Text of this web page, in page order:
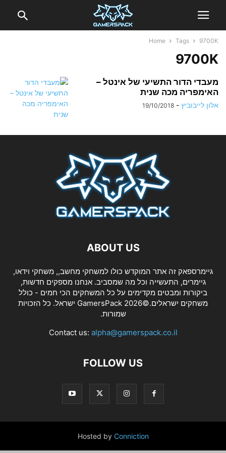
Home Tags 9700K
9700K
מעבדי הדור התשיעי של אינטל –
האימפריה מכה שנית
אלון לייבוביץ -
19/10/2018
ABOUT US
גיימרספאק זה אתר המוקדש כולו למשחקי מחשב,, משחקי וידאו,
גיימרים, התעשייה וכל מה שמסביב. אנחנו מספקים חדשות,
ביקורות ומבטים מקדימים על כל המשחקים הכי חמים - כולל
משחקים ישראלים.©2026 GamersPack ישראל. כל הזכויות
שמורות.
Contact us: alpha@gamerspack.co.il
FOLLOW US
Hosted by Conniction